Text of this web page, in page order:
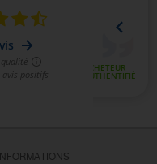
INFORMATIONS